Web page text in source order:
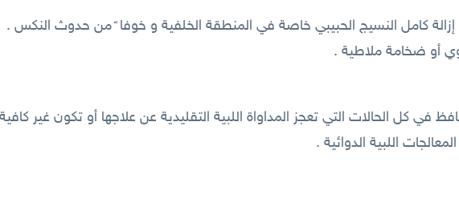
كامل النسيج الحبيبي خاصة في المنطقة الخلفية و خوفا ً من حدوث النكس .
أو ضخامة ملاطية .
في كل الحالات التي تعجز المداواة اللبية التقليدية عن علاجها أو تكون غير
اللبية الدوائية .